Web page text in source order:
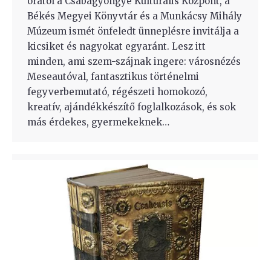
Békés Megyei Könyvtár és a Munkácsy Mihály
Múzeum ismét önfeledt ünneplésre invitálja a
kicsiket és nagyokat egyaránt. Lesz itt
minden, ami szem-szájnak ingere: városnézés
Meseautóval, fantasztikus történelmi
fegyverbemutató, régészeti homokozó,
kreatív, ajándékkészítő foglalkozások, és sok
más érdekes, gyermekeknek…